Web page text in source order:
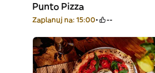
Punto Pizza
Zaplanuj na: 15:00 --